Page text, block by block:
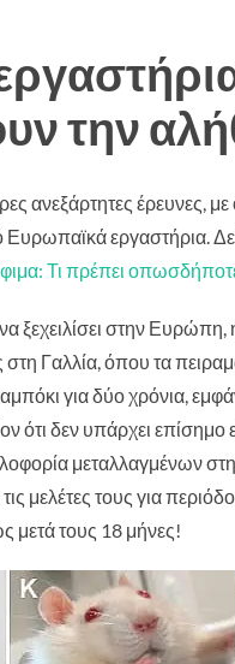
την
ανεξάρτητες έρευνες,
Ευρωπαϊκά εργαστήρια.
Τι πρέπει
ξεχειλίσει στην
στη Γαλλία, όπου τα
για δύο χρόνια,
ότι δεν υπάρχει επίσημο
μεταλλαγμένων
μελέτες τους για
μετά τους 18 μήνες!